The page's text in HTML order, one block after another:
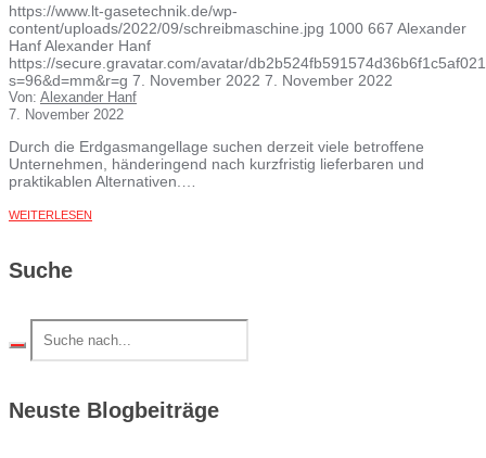
https://www.lt-gasetechnik.de/wp-
content/uploads/2022/09/schreibmaschine.jpg 1000 667 Alexander
HanfAlexander Hanf
https://secure.gravatar.com/avatar/
s=96&d=mm&r=g 7. November 2022 7. November 2022
Von: Alexander Hanf
7. November 2022
Durch die Erdgasmangellage suchen derzeit viele betroffene
Unternehmen, hände­ringend nach kurzfristig lieferbaren und
praktikablen Alternativen.…
WEITERLESEN
Suche
Neuste Blogbeiträge